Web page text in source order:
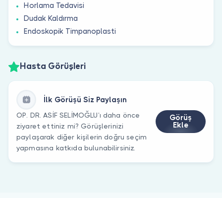
Horlama Tedavisi
Dudak Kaldırma
Endoskopik Timpanoplasti
Hasta Görüşleri
İlk Görüşü Siz Paylaşın
OP. DR. ASİF SELİMOĞLU’ı daha önce
ziyaret ettiniz mi? Görüşlerinizi
paylaşarak diğer kişilerin doğru seçim
yapmasına katkıda bulunabilirsiniz.
Görüş
Ekle